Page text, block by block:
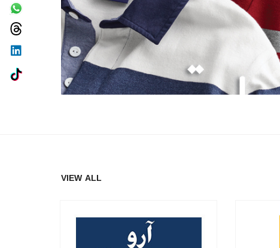
VIEW ALL